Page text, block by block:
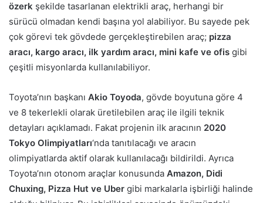
özerk şekilde tasarlanan elektrikli araç, herhangi bir
sürücü olmadan kendi başına yol alabiliyor. Bu sayede pek
çok görevi tek gövdede gerçekleştirebilen araç; pizza
aracı, kargo aracı, ilk yardım aracı, mini kafe ve ofis gibi
çeşitli misyonlarda kullanılabiliyor.
Toyota’nın başkanı Akio Toyoda, gövde boyutuna göre 4
ve 8 tekerlekli olarak üretilebilen araç ile ilgili teknik
detayları açıklamadı. Fakat projenin ilk aracının 2020
Tokyo Olimpiyatları‘nda tanıtılacağı ve aracın
olimpiyatlarda aktif olarak kullanılacağı bildirildi. Ayrıca
Toyota’nın otonom araçlar konusunda Amazon, Didi
Chuxing, Pizza Hut ve Uber gibi markalarla işbirliği halinde